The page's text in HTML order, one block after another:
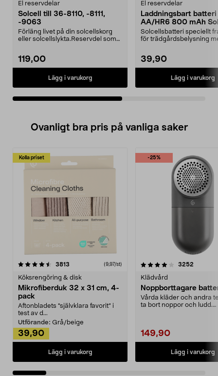
El reservdelar
Solcell till 36-8110, -8111,
-9063
Förläng livet på din solcellskorg
eller solcellslykta.Reservdel som
119,00
Lägg i varukorg
El reservdelar
Laddningsbart batteri
AA/HR6 800 mAh
pack
Solcellsbatteri speciellt
för trädgårdsbelysning
39,90
Lägg i varukorg
Ovanligt bra pris på vanliga saker
Kolla priset
3813 (9,97/st)
Köksrengöring & disk
Mikrofiberduk 32 x 31 cm, 4-
pack
Aftonbladets "självklara favorit” i
test av d...
Utförande: Grå/beige
39,90
Lägg i varukorg
-25%
4.0av 5 stjärnor 3252
Klädvård
Noppborttagare
Vårda kläder och andra
ta bort noppor och ludd.
149,90
Lägg i varukorg
4.5av 5 stjärnor